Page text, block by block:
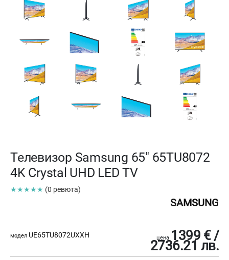
Телевизор Samsung 65" 65TU8072
4K Crystal UHD LED TV
★★★★★ (0 ревюта)
SAMSUNG
модел UE65TU8072UXXH цена 1399 € /
2736.21 лв.